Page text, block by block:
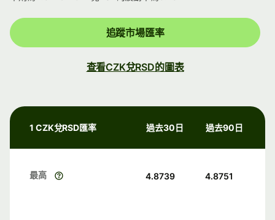
追蹤市場匯率
查看CZK兌RSD的圖表
1 CZK兌RSD匯率 過去30日 過去90日
最高 4.8739 4.8751